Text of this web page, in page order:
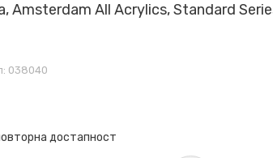
Amsterdam All Acrylics, Standard
038040
достапност